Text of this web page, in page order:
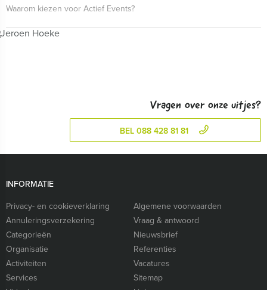
Waarom kiezen voor Actief Events?
Vragen over onze uitjes?
BEL 088 428 81 81
INFORMATIE
Privacy- en cookieverklaring
Algemene voorwaarden
Annuleringsverzekering
Vraag & antwoord
Categorieën
Nieuwsbrief
Organisatie
Referenties
Activiteiten
Vacatures
Services
Sitemap